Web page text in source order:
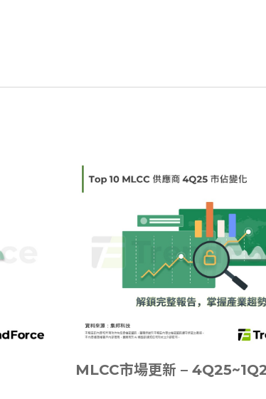
MLCC市場更新 –